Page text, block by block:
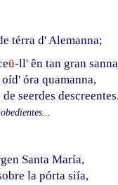
térra d' Alemanna;
ü-ll' ên tan gran sanna
oíd' óra quamanna,
de seerdes
Santa María,
la pórta siía,